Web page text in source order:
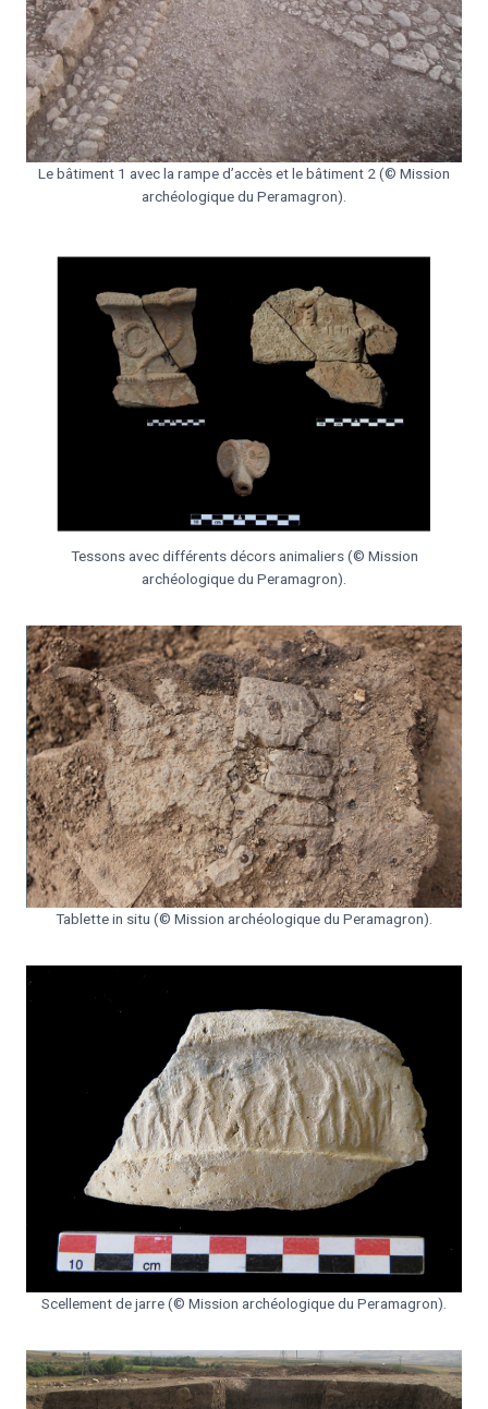
Le bâtiment 1 avec la rampe d’accès et le bâtiment 2 (© Mission
archéologique du Peramagron).
Tessons avec différents décors animaliers (© Mission
archéologique du Peramagron).
Tablette in situ (© Mission archéologique du Peramagron).
Scellement de jarre (© Mission archéologique du Peramagron).